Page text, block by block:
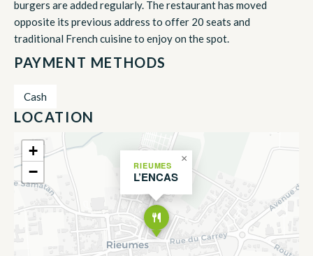
burgers are added regularly. The restaurant has moved
opposite its previous address to offer 20 seats and
traditional French cuisine to enjoy on the spot.
PAYMENT METHODS
Cash
LOCATION
RIEUMES
L’ENCAS
×
+
−